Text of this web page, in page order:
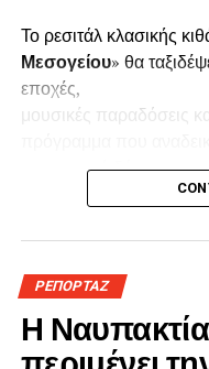
Το ρεσιτάλ κλασικής
Μεσογείου» θα
εποχές,
μουσικές παραδόσεις
εκφραστική δύναμη της
κιθάρας. Η εκδήλωση
Μπότσαρη.
Ο Δημήτρης Σουκαράς,
συγκαταλέγεται στους
κιθαριστές της νεότερης
γενιάς. Είναι
ΡΕΠΟΡΤΑΖ
Η